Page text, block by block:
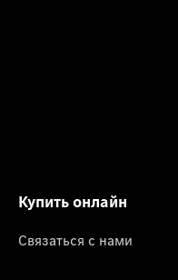
Купить онлайн
Связаться с нами